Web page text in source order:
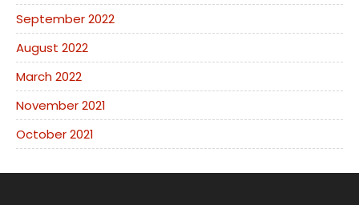
September 2022
August 2022
March 2022
November 2021
October 2021